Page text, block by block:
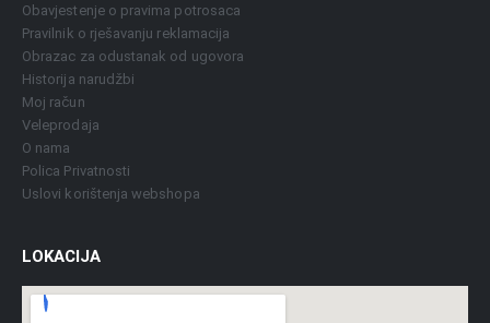
Obavjestenje o pravima potrosaca
Pravilnik o rješavanju reklamacija
Obrazac za odustanak od ugovora
Historija narudžbi
Moj račun
Veleprodaja
O nama
Polica Privatnosti
Uslovi korištenja webshopa
LOKACIJA